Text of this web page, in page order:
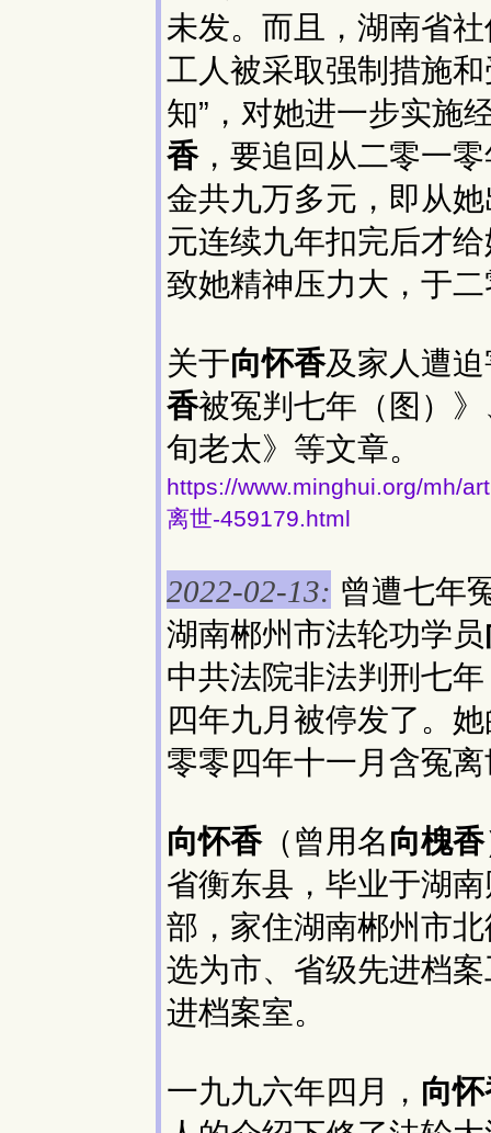
未发。而且，湖南省
工人被采取强制措施
知”，对她进一步实施
香，要追回从二零一
金共九万多元，即从
元连续九年扣完后才
致她精神压力大，于
关于向怀香及家人遭
香被冤判七年（图）
旬老太》等文章。
https://www.minghui.org/mh/
离世-459179.html
2022-02-13: 曾遭七年
湖南郴州市法轮功学员
中共法院非法判刑七
四年九月被停发了。
零零四年十一月含冤
向怀香（曾用名向槐香
省衡东县，毕业于湖
部，家住湖南郴州市
选为市、省级先进档
进档案室。
一九九六年四月， 向